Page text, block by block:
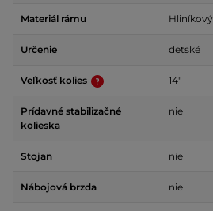
Materiál rámu Hliníkový
Určenie detské
Veľkosť kolies 14"
Prídavné stabilizačné
kolieska
nie
Stojan nie
Nábojová brzda nie